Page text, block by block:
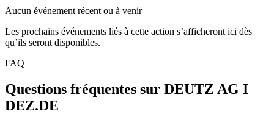
Aucun événement récent ou à venir
Les prochains événements liés à cette action s’afficheront ici dès
qu’ils seront disponibles.
FAQ
Questions fréquentes sur DEUTZ AG I
DEZ.DE